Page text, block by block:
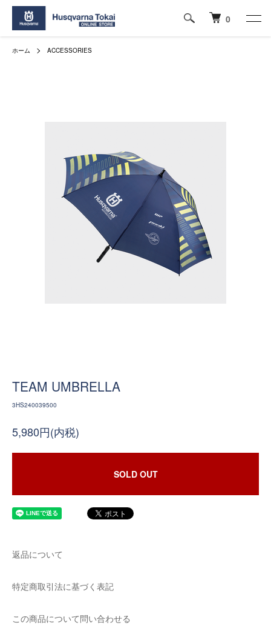
0
ホーム ACCESSORIES
TEAM UMBRELLA
3HS240039500
5,980円(内税)
SOLD OUT
返品について
特定商取引法に基づく表記
この商品について問い合わせる